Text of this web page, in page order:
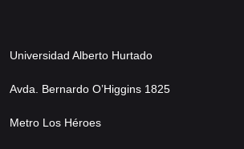
Universidad Alberto Hurtado
Avda. Bernardo O’Higgins 1825
Metro Los Héroes